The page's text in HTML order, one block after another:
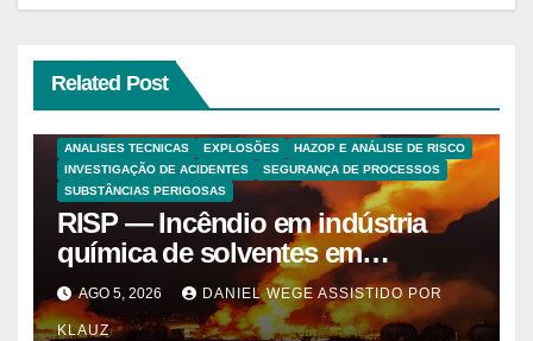
Related Post
ANALISES TECNICAS EXPLOSÕES
HAZOP E ANÁLISE DE RISCO
INVESTIGAÇÃO DE ACIDENTES
SEGURANÇA DE PROCESSOS
SUBSTÂNCIAS PERIGOSAS
RISP — Incêndio em indústria
química de solventes em
Itaquaquecetuba/SP
(UNIQUIMA/Quema)
AGO 5, 2026 DANIEL WEGE ASSISTIDO POR
KLAUZ